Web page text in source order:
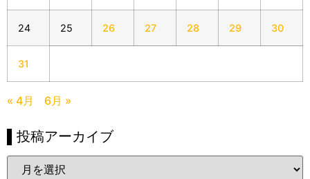
24 25 26 27 28 29 30
31
« 4月 6月 »
▌投稿アーカイブ